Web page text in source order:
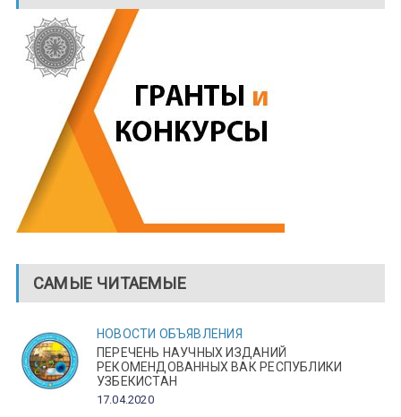
САМЫЕ ЧИТАЕМЫЕ
НОВОСТИ ОБЪЯВЛЕНИЯ
ПЕРЕЧЕНЬ НАУЧНЫХ ИЗДАНИЙ
РЕКОМЕНДОВАННЫХ ВАК РЕСПУБЛИКИ
УЗБЕКИСТАН
17.04.2020